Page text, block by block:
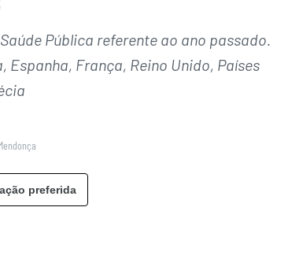
Pública referente ao ano passado.
França, Reino Unido, Países
preferida